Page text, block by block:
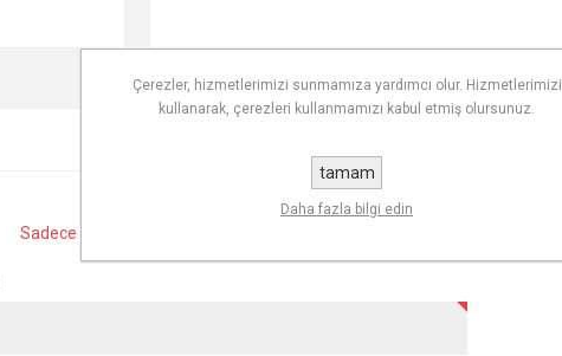
Sadece kayıtlı kullanıcılar yorum yazabilir
Çerezler, hizmetlerimizi sunmamıza yardımcı olur. Hizmetlerimizi
kullanarak, çerezleri kullanmamızı kabul etmiş olursunuz.
tamam
Daha fazla bilgi edin